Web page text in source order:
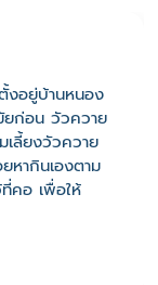
งอยู่บ้านหนอง
ยก่อน วัวควาย
ลี้ยงวัวควาย
หากินเองตาม
คอ เพื่อให้